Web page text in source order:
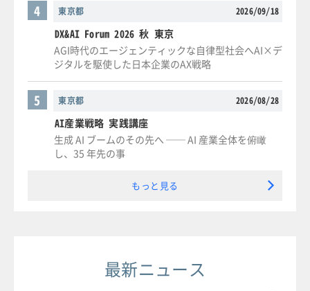
東京都 2026/09/18
4
DX&AI Forum 2026 秋 東京
AGI時代のエージェンティックな自律型社会へAI×デ
ジタルを駆使した日本企業のAX戦略
東京都 2026/08/28
5
AI産業戦略 実践講座
生成 AI ブームのその先へ ── AI 産業全体を俯瞰
し、35 年先の事
もっと見る
最新ニュース